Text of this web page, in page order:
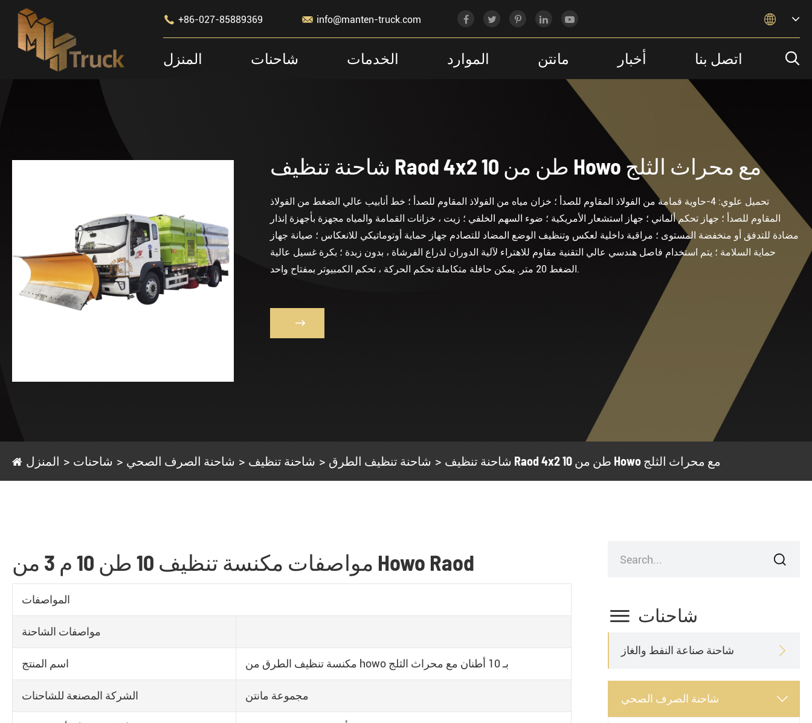
 +86-027-85889369  info@manten-truck.com 
المنزل شاحنات الخدمات الموارد مانتن أخبار اتصل بنا 
شاحنة تنظيف Raod 4x2 10 طن من Howo مع محراث الثلج
تحميل علوي: 4-حاوية قمامة من الفولاذ المقاوم للصدأ ؛ خزان مياه من الفولاذ المقاوم للصدأ ؛ خط أنابيب عالي الضغط من الفولاذ
المقاوم للصدأ ؛ جهاز تحكم ألماني ؛ جهاز استشعار الأمريكية ؛ ضوء السهم الخلفي ؛ زيت ، خزانات القمامة والمياه مجهزة بأجهزة إنذار
مضادة للتدفق أو منخفضة المستوى ؛ مراقبة داخلية لعكس وتنظيف الوضع المضاد للتصادم جهاز حماية أوتوماتيكي للانعكاس ؛ صيانة جهاز
حماية السلامة ؛ يتم استخدام فاصل هندسي عالي التقنية مقاوم للاهتراء لآلية الدوران لذراع الفرشاة ، بدون زبدة ؛ بكرة غسيل عالية
الضغط 20 متر. يمكن حافلة متكاملة تحكم الحركة ، تحكم الكمبيوتر بمفتاح واحد.

المنزل شاحنات شاحنة الصرف الصحي شاحنة تنظيف شاحنة تنظيف الطرق شاحنة تنظيف Raod 4x2 10 طن من Howo مع محراث الثلج
مواصفات مكنسة تنظيف 10 طن 10 م 3 من Howo Raod
المواصفات
مواصفات الشاحنة
اسم المنتج مكنسة تنظيف الطرق من howo بـ 10 أطنان مع محراث الثلج
الشركة المصنعة للشاحنات مجموعة مانتن

 شاحنات
شاحنة صناعة النفط والغاز 
شاحنة الصرف الصحي 